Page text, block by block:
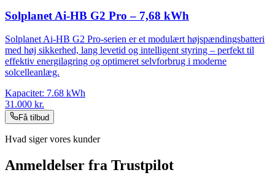
Solplanet Ai-HB G2 Pro – 7,68 kWh
Solplanet Ai-HB G2 Pro-serien er et modulært højspændingsbatteri
med høj sikkerhed, lang levetid og intelligent styring – perfekt til
effektiv energilagring og optimeret selvforbrug i moderne
solcelleanlæg.
Kapacitet: 7.68 kWh
31.000 kr.
Få tilbud
Hvad siger vores kunder
Anmeldelser fra Trustpilot